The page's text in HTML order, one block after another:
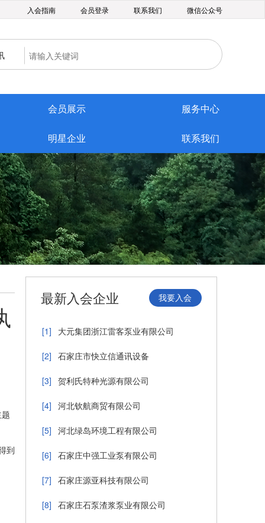
入会指南 会员登录 联系我们 微信公众号
会员展示 服务中心
明星企业 联系我们
到
最新入会企业 我要入会
[1] 大元集团浙江雷客泵业有限公司
[2] 石家庄市快立信通讯设备
[3] 贺利氏特种光源有限公司
[4] 河北钦航商贸有限公司
[5] 河北绿岛环境工程有限公司
[6] 石家庄中强工业泵有限公司
[7] 石家庄源亚科技有限公司
[8] 石家庄石泵渣浆泵业有限公司